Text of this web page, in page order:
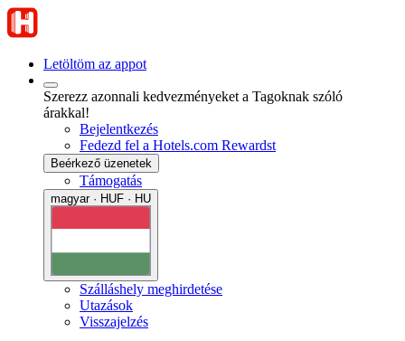
Letöltöm az appot
Szerezz azonnali kedvezményeket a Tagoknak szóló
árakkal!
Bejelentkezés
Fedezd fel a Hotels.com Rewardst
Beérkező üzenetek
Támogatás
magyar · HUF · HU
Szálláshely meghirdetése
Utazások
Visszajelzés